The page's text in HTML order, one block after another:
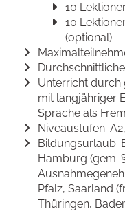
10
10
(optional)
Unterricht durch
mit langjähriger
Sprache als
Niveaustufen:
Bildungsurlaub:
Hamburg (gem.
Pfalz, Saarland
Thüringen,